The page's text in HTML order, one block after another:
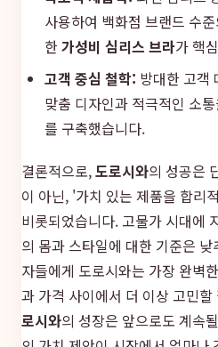
사용하여 백화점 브랜드 수
한가성비 심리스 브라가 핵
고객 중심 철학: 방대한 고객
맞춤 디자인과 적극적인 소
를 구축했습니다.
결론적으로,도로시와의 성공은
이 아닌, '가치 있는 제품을 합리
비롯되었습니다. 고물가 시대에
의 몸과 스타일에 대한 기준은
자들에게 도로시와는 가장 완벽
과 가격 사이에서 더 이상 고민
로시와의 성장은 앞으로도 계속